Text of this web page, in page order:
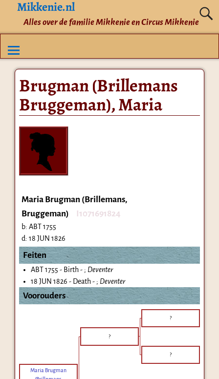
Mikkenie.nl
Alles over de familie Mikkenie en Circus Mikkenie
Brugman (Brillemans
Bruggeman), Maria
Maria Brugman (Brillemans,
Bruggeman)
I1071691824
b: ABT 1755
d: 18 JUN 1826
Feiten
ABT 1755 - Birth - ; Deventer
18 JUN 1826 - Death - ; Deventer
Voorouders
?
?
?
Maria Brugman